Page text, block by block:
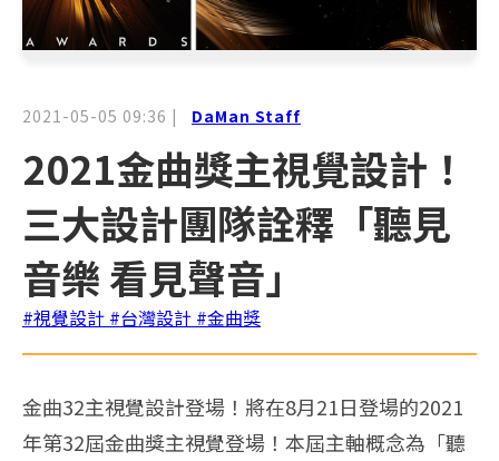
2021-05-05 09:36 | DaMan Staff
2021金曲獎主視覺設計！
三大設計團隊詮釋「聽見
音樂 看見聲音」
#視覺設計 #台灣設計 #金曲獎
金曲32主視覺設計登場！將在8月21日登場的2021
年第32屆金曲獎主視覺登場！本屆主軸概念為「聽